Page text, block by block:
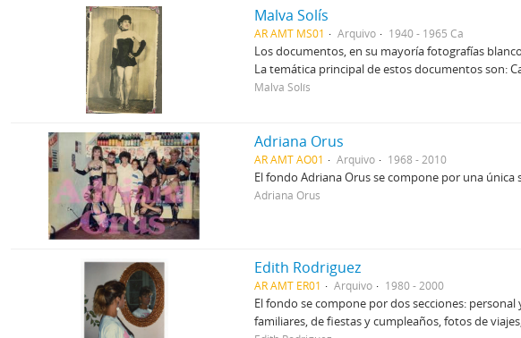
Malva Solís
AR AMT MS01 Arquivo 1940 - 1965 Ca
Los documentos, en su mayoría fotografías
La temática principal de estos documentos son:
Malva Solís
Adriana Orus
AR AMT AO01 Arquivo 1968 - 2010
El fondo Adriana Orus se compone por una única
Adriana Orus
Edith Rodriguez
AR AMT ER01 Arquivo 1980 - 2000
El fondo se compone por dos secciones:
familiares, de fiestas y cumpleaños, fotos de